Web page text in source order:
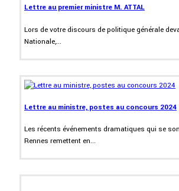
Lettre au premier ministre M. ATTAL
Lors de votre discours de politique générale
Nationale,...
Lettre au ministre, postes au concours 2024
Les récents événements dramatiques qui se
Rennes remettent en...